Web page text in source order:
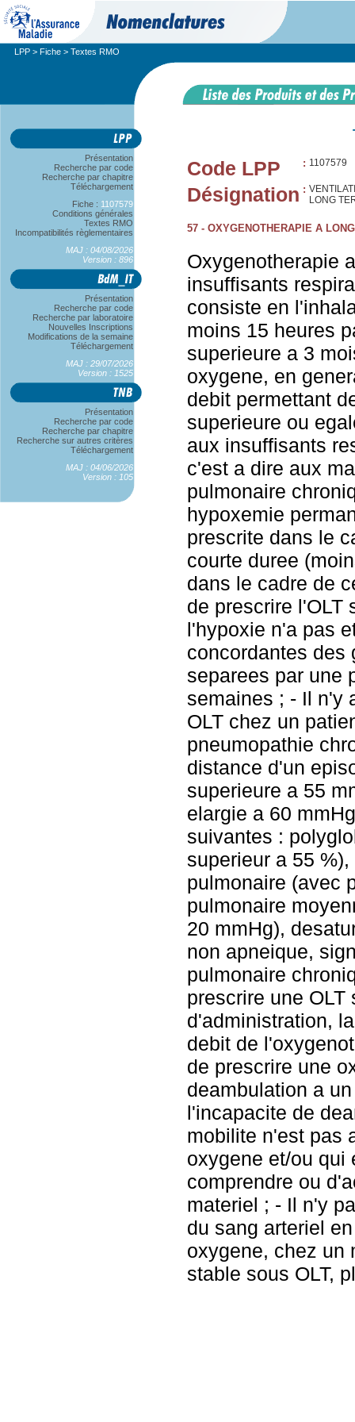
LPP > Fiche > Textes RMO
Présentation
Recherche par code
Recherche par chapitre
Téléchargement
Fiche : 1107579
Conditions générales
Textes RMO
Incompatibilités règlementaires
MAJ : 04/08/2026
Version : 896
Présentation
Recherche par code
Recherche par laboratoire
Nouvelles Inscriptions
Modifications de la semaine
Téléchargement
MAJ : 29/07/2026
Version : 1525
Présentation
Recherche par code
Recherche par chapitre
Recherche sur autres critères
Téléchargement
MAJ : 04/06/2026
Version : 105
Code LPP : 1107579
Désignation :
LONG
57 - OXYGENOTHERAPIE A
Oxygenotherapie
insuffisants
consiste en
moins 15 heures
superieure a 3
oxygene, en
debit permettant
superieure ou
aux insuffisants
c'est a dire aux
pulmonaire
hypoxemie
prescrite dans le
courte duree
dans le cadre de
de prescrire l'OLT
l'hypoxie n'a pas
concordantes des
separees par une
semaines ; - Il n'y
OLT chez un
pneumopathie
distance d'un
superieure a 55
elargie a 60
suivantes :
superieur a 55
pulmonaire (avec
pulmonaire
20 mmHg),
non apneique,
pulmonaire
prescrire une
d'administration,
debit de
de prescrire une
deambulation a
l'incapacite de
mobilite n'est pas
oxygene et/ou qui
comprendre ou
materiel ; - Il n'y
du sang arteriel
oxygene, chez un
stable sous OLT,